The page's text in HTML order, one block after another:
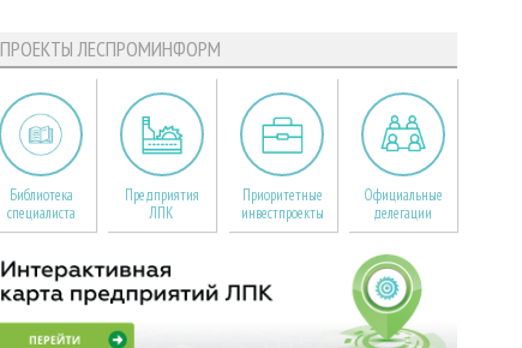
ПРОЕКТЫ ЛЕСПРОМИНФОРМ
Библиотека
специалиста
Предприятия
ЛПК
Приоритетные
инвестпроекты
Официальные
делегации